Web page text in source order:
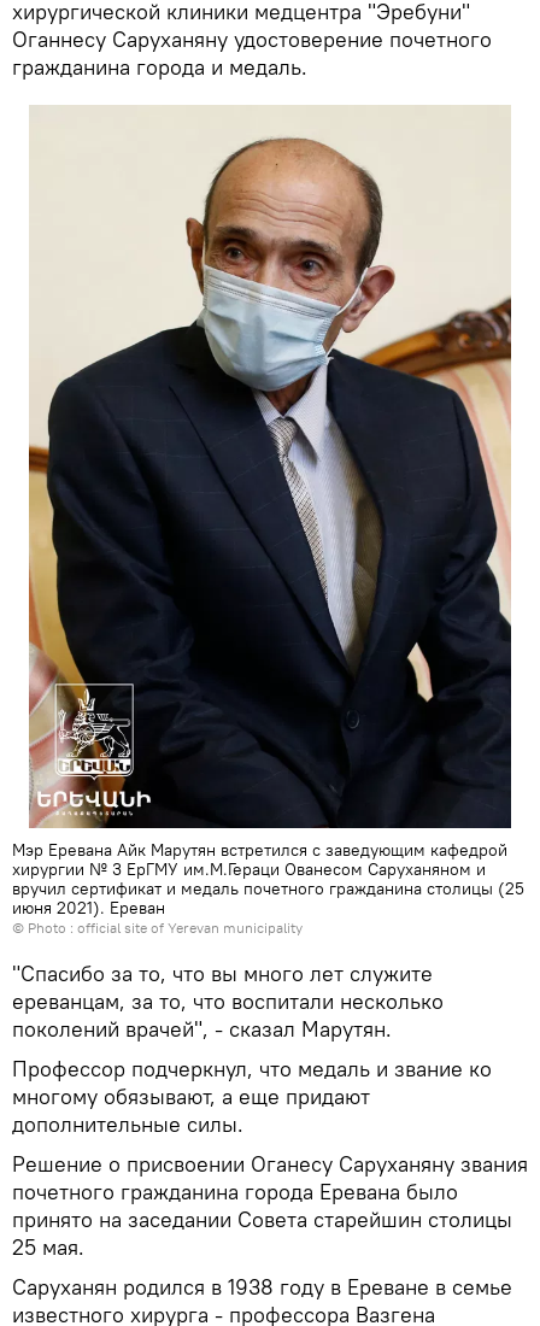
хирургической клиники медцентра "Эребуни"
Оганнесу Саруханяну удостоверение почетного
гражданина города и медаль.
Мэр Еревана Айк Марутян встретился с заведующим кафедрой
хирургии № 3 ЕрГМУ им.М.Гераци Ованесом Саруханяном и
вручил сертификат и медаль почетного гражданина столицы (25
июня 2021). Еревaн
© Photo : official site of Yerevan municipality
"Спасибо за то, что вы много лет служите
ереванцам, за то, что воспитали несколько
поколений врачей", - сказал Марутян.
Профессор подчеркнул, что медаль и звание ко
многому обязывают, а еще придают
дополнительные силы.
Решение о присвоении Оганесу Саруханяну звания
почетного гражданина города Еревана было
принято на заседании Совета старейшин столицы
25 мая.
Саруханян родился в 1938 году в Ереване в семье
известного хирурга - профессора Вазгена